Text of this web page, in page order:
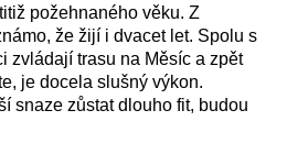
požehnaného věku. Z
že žijí i dvacet let. Spolu s
zvládají trasu na Měsíc a zpět
je docela slušný výkon.
snaze zůstat dlouho fit, budou